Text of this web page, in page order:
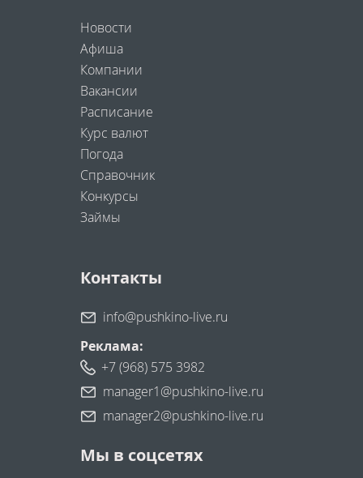
Новости
Афиша
Компании
Вакансии
Расписание
Курс валют
Погода
Справочник
Конкурсы
Займы
Контакты
info@pushkino-live.ru
Реклама:
+7 (968) 575 3982
manager1@pushkino-live.ru
manager2@pushkino-live.ru
Мы в соцсетях